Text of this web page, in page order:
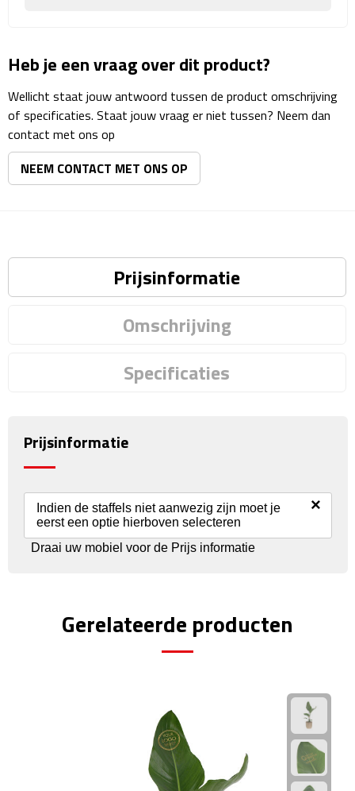
Reisstekkers
Reissetjes
Paspoorthouders
Parkeerschijven
Rijbewijs- & kentekenhoezen
USB autoladers
Veiligheidshamers
Zonneschermen
Heb je een vraag over dit product?
Wellicht staat jouw antwoord tussen de product omschrijving
of specificaties. Staat jouw vraag er niet tussen? Neem dan
contact met ons op
NEEM CONTACT MET ONS OP
Prijsinformatie
Omschrijving
Specificaties
Prijsinformatie
Indien de staffels niet aanwezig zijn moet je
eerst een optie hierboven selecteren
×
Draai uw mobiel voor de Prijs informatie
Gerelateerde producten